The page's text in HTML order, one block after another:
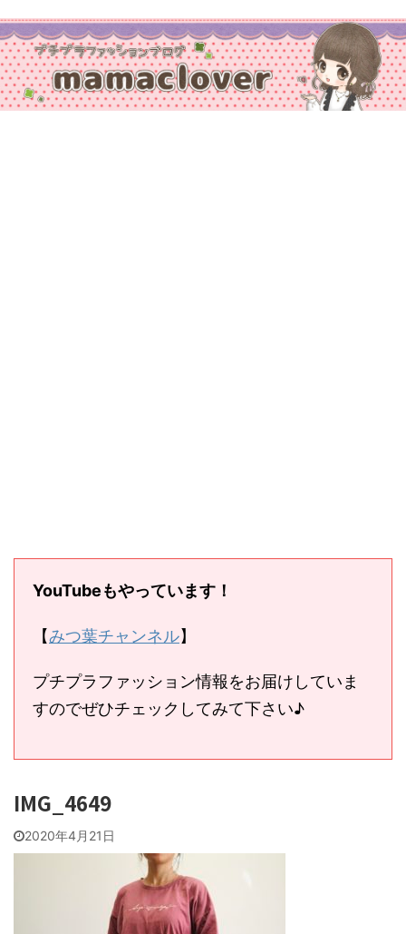
YouTubeもやっています！
【みつ葉チャンネル】
プチプラファッション情報をお届けしていま
すのでぜひチェックしてみて下さい♪
IMG_4649
2020年4月21日